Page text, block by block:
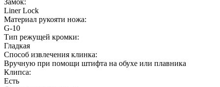
Замок:
Liner Lock
Материал рукояти ножа:
G-10
Тип режущей кромки:
Гладкая
Способ извлечения клинка:
Вручную при помощи штифта на обухе или плавника
Клипса:
Есть